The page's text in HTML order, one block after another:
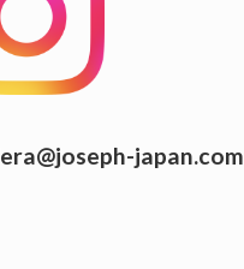
japan.com